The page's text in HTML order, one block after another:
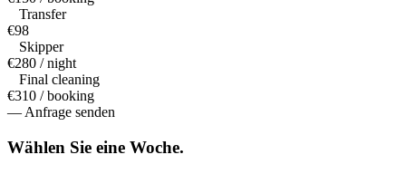
Transfer
€98
Skipper
€280 / night
Final cleaning
€310 / booking
— Anfrage senden
Wählen Sie eine Woche.